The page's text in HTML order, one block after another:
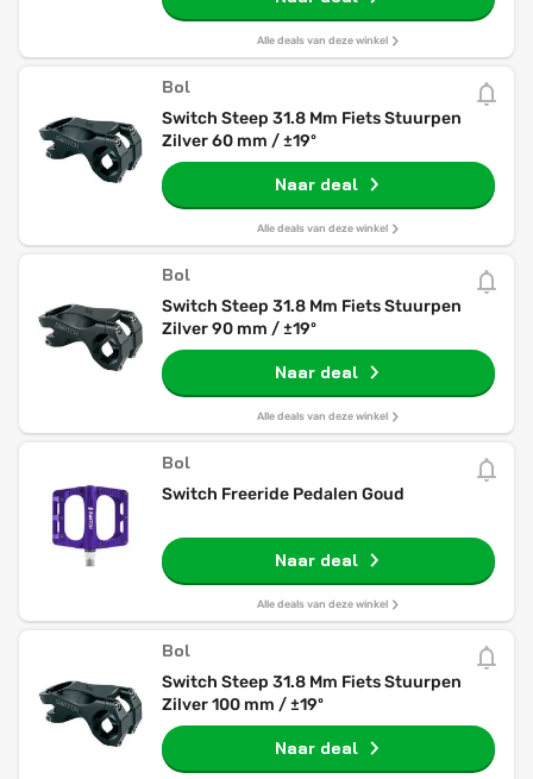
Alle deals van deze winkel
Bol
Switch Steep 31.8 Mm Fiets Stuurpen
Zilver 60 mm / ±19º
Naar deal
Alle deals van deze winkel
Bol
Switch Steep 31.8 Mm Fiets Stuurpen
Zilver 90 mm / ±19º
Naar deal
Alle deals van deze winkel
Bol
Switch Freeride Pedalen Goud
Naar deal
Alle deals van deze winkel
Bol
Switch Steep 31.8 Mm Fiets Stuurpen
Zilver 100 mm / ±19º
Naar deal